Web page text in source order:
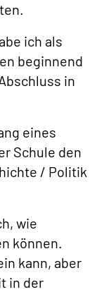
ich als
beginnend
in
eines
Schule den
/ Politik
wie
können.
kann, aber
in der